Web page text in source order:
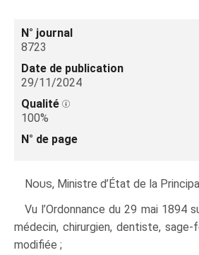
N° journal
8723
Date de publication
29/11/2024
Qualité
100%
N° de page
Nous, Ministre d’État de la
Vu l’Ordonnance du 29 mai 1894
médecin, chirurgien, dentiste,
modifiée ;